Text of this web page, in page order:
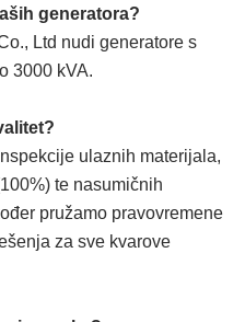
generatora?
Ltd nudi generatore s
3000 kVA.
ulaznih materijala,
te nasumičnih
pružamo pravovremene
za sve kvarove